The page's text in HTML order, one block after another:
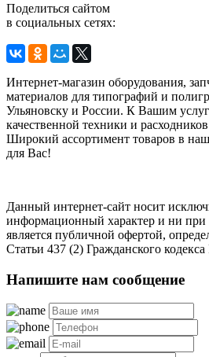
Поделиться сайтом
в социальных сетях:
Интернет-магазин оборудования,
материалов для типографий и
Ульяновску и России. К Вашим
качественной техники и
Широкий ассортимент товаров в
для Вас!
Данный интернет-сайт носит
информационный характер и ни при
является публичной офертой,
Статьи 437 (2) Гражданского
Напишите нам сообщение